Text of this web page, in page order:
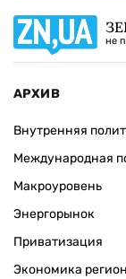
не
АРХИВ
Внутренняя
Международная
Макроуровень
Энергорынок
Приватизация
Экономика